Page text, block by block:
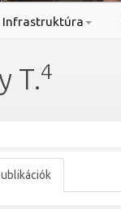
Infrastruktúra
T.4